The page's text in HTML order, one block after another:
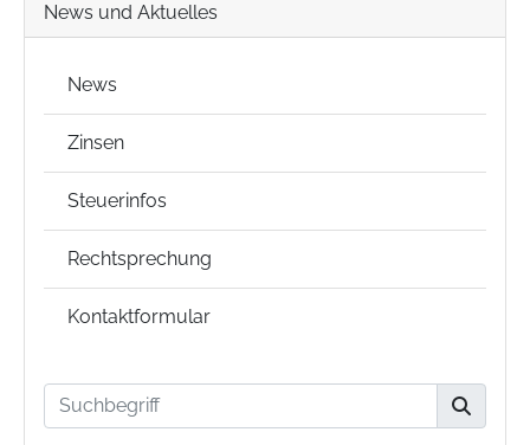
News und Aktuelles
News
Zinsen
Steuerinfos
Rechtsprechung
Kontaktformular